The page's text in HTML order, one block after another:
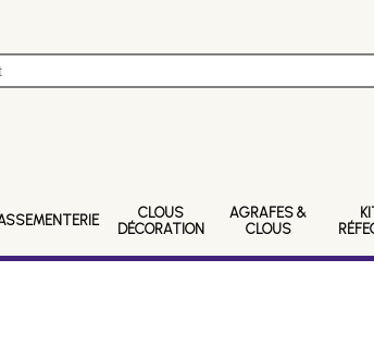
CLOUS
DÉCORATION
AGRAFES &
CLOUS